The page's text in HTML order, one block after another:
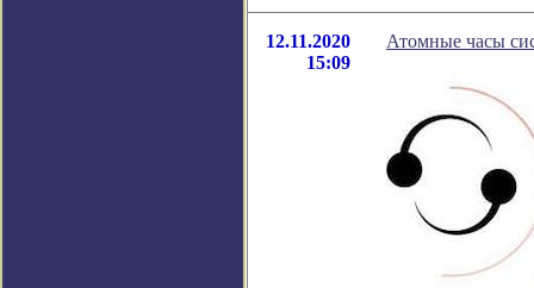
12.11.2020
15:09
Атомные часы